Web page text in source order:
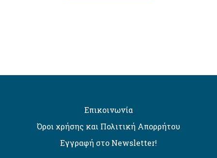
Επικοινωνία
Όροι χρήσης και Πολιτική Απορρήτου
Εγγραφή στο Newsletter!